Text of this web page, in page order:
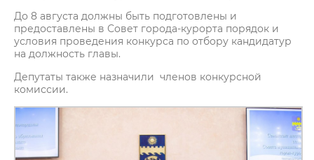
До 8 августа должны быть подготовлены и
предоставлены в Совет города-курорта порядок и
условия проведения конкурса по отбору кандидатур
на должность главы.
Депутаты также назначили членов конкурсной
комиссии.